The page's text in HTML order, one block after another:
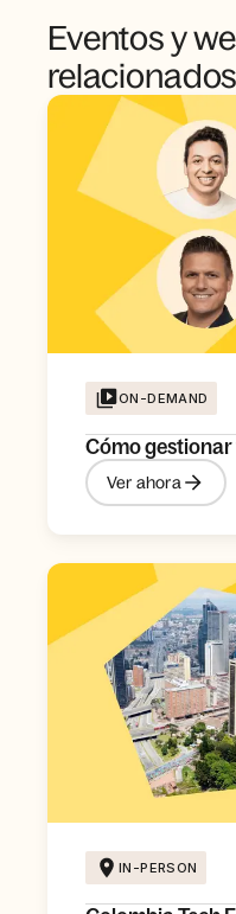
Eventos y
relacionados
ON-DEMAND
Cómo
Ver ahora
IN-PERSON